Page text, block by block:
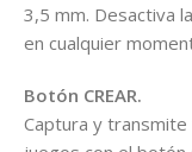
3,5 mm. Desactiva
en cualquier
Botón CREAR.
Captura y